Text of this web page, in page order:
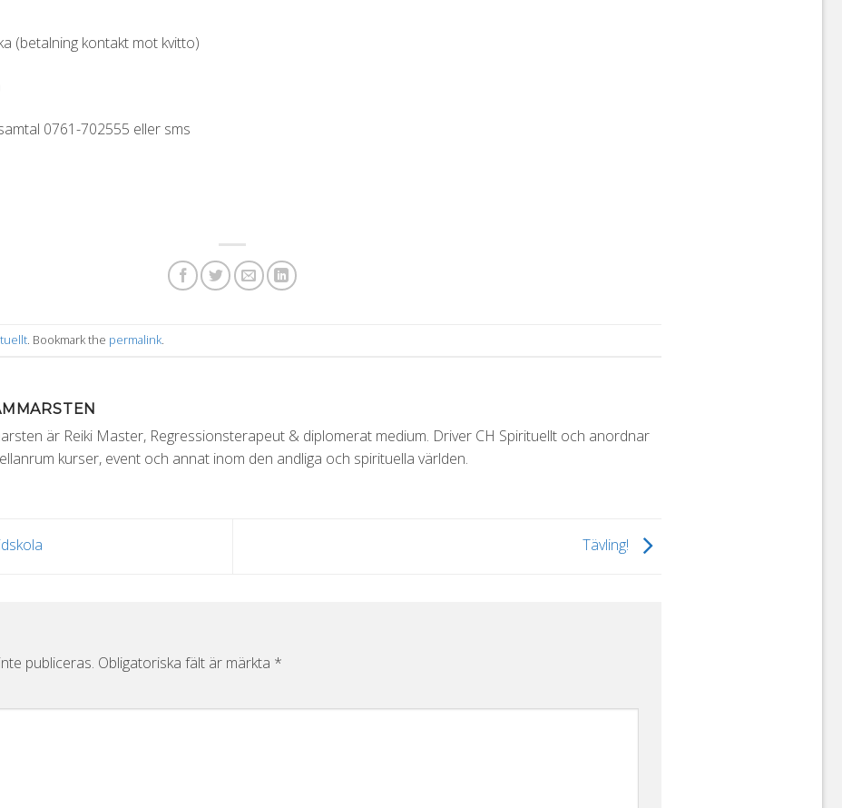
(betalning kontakt mot kvitto)
0761-702555 eller sms
. Bookmark the permalink.
är Reiki Master, Regressionsterapeut & diplomerat medium. Driver CH Spirituellt och anordnar
kurser, event och annat inom den andliga och spirituella världen.
Tävling!
publiceras. Obligatoriska fält är märkta *